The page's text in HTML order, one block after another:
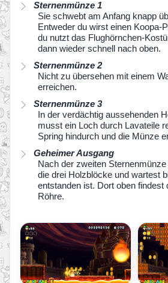
Sternenmünze 1
Sie schwebt am Anfang knapp
Entweder du wirst einen Koopa-
du nutzt das Flughörnchen-
dann wieder schnell nach oben.
Sternenmünze 2
Nicht zu übersehen mit einem
erreichen.
Sternenmünze 3
In der verdächtig aussehenden
musst ein Loch durch Lavateile
Spring hindurch und die Münze
Geheimer Ausgang
Nach der zweiten
die drei Holzblöcke und wartest
entstanden ist. Dort oben findest
Röhre.